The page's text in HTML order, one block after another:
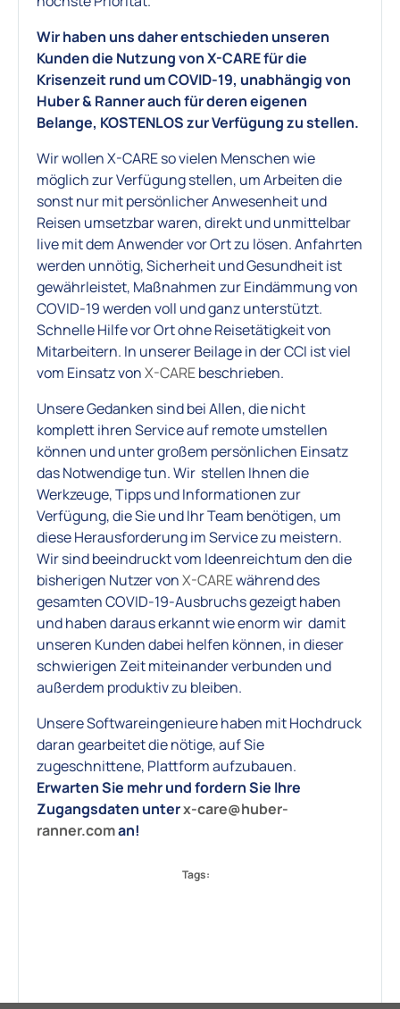
Wir haben uns daher entschieden unseren
Kunden die Nutzung von X-CARE für die
Krisenzeit rund um COVID-19, unabhängig von
Huber & Ranner auch für deren eigenen
Belange, KOSTENLOS zur Verfügung zu stellen.
Wir wollen X-CARE so vielen Menschen wie
möglich zur Verfügung stellen, um Arbeiten die
sonst nur mit persönlicher Anwesenheit und
Reisen umsetzbar waren, direkt und unmittelbar
live mit dem Anwender vor Ort zu lösen. Anfahrten
werden unnötig, Sicherheit und Gesundheit ist
gewährleistet, Maßnahmen zur Eindämmung von
COVID-19 werden voll und ganz unterstützt.
Schnelle Hilfe vor Ort ohne Reisetätigkeit von
Mitarbeitern. In unserer Beilage in der CCI ist viel
vom Einsatz vonX-CAREbeschrieben.
Unsere Gedanken sind bei Allen, die nicht
komplett ihren Service auf remote umstellen
können und unter großem persönlichen Einsatz
das Notwendige tun. Wir stellen Ihnen die
Werkzeuge, Tipps und Informationen zur
Verfügung, die Sie und Ihr Team benötigen, um
diese Herausforderung im Service zu meistern.
Wir sind beeindruckt vom Ideenreichtum den die
bisherigen Nutzer vonX-CAREwährend des
gesamten COVID-19-Ausbruchs gezeigt haben
und haben daraus erkannt wie enorm wir damit
unseren Kunden dabei helfen können, in dieser
schwierigen Zeit miteinander verbunden und
außerdem produktiv zu bleiben.
Unsere Softwareingenieure haben mit Hochdruck
daran gearbeitet die nötige, auf Sie
zugeschnittene, Plattform aufzubauen.
Erwarten Sie mehr und fordern Sie Ihre
Zugangsdaten unterx-care@huber-
ranner.coman!
Tags: